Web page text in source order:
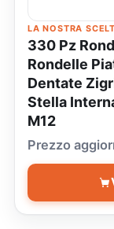
LA NOSTRA
330 Pz
Rondelle
Dentate
Stella
M12
Prezzo